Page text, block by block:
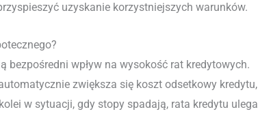
uzyskanie korzystniejszych warunków.
bezpośredni wpływ na wysokość rat kredytowych.
zwiększa się koszt odsetkowy kredytu,
w sytuacji, gdy stopy spadają, rata kredytu ulega